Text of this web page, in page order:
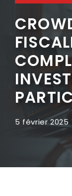
5 février 2025